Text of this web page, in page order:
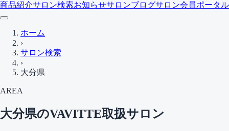
商品紹介サロン検索お知らせサロンブログサロン会員ポータル
ホーム
›
サロン検索
›
大分県
AREA
大分県のVAVITTE取扱サロン